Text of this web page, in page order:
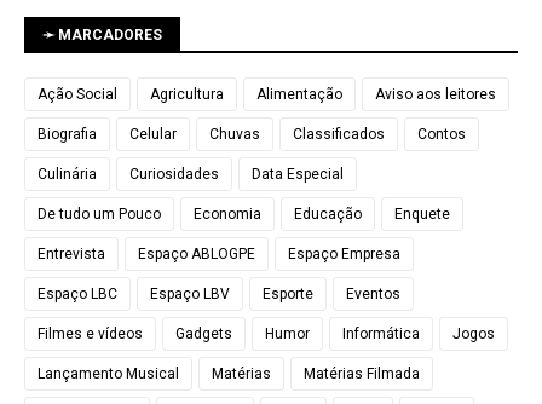
➛ MARCADORES
Ação Social Agricultura Alimentação Aviso aos leitores
Biografia Celular Chuvas Classificados Contos
Culinária Curiosidades Data Especial
De tudo um Pouco Economia Educação Enquete
Entrevista Espaço ABLOGPE Espaço Empresa
Espaço LBC Espaço LBV Esporte Eventos
Filmes e vídeos Gadgets Humor Informática Jogos
Lançamento Musical Matérias Matérias Filmada